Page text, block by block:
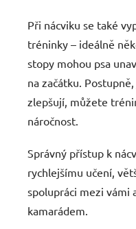
Při nácviku se také
tréninky – ideálně
stopy mohou psa
na začátku.
zlepšují, můžete
náročnost.
Správný přístup k
rychlejšímu učení,
spolupráci mezi vámi
kamarádem.